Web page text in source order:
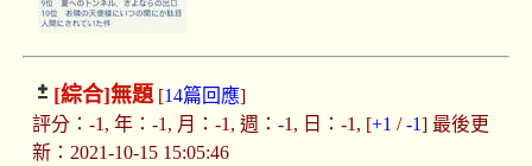
[綜合]無題[14篇回應]
評分：-1, 年：-1, 月：-1, 週：-1, 日：-1, [+1 /-1] 最後更
新：2021-10-15 15:05:46